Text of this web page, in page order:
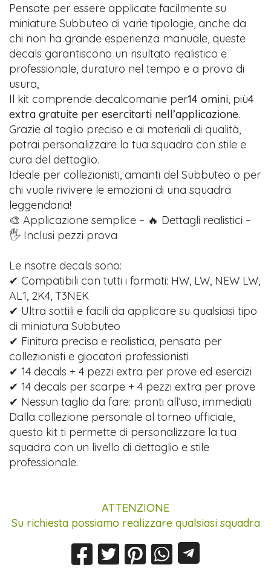
Pensate per essere applicate facilmente su
miniature Subbuteo di varie tipologie, anche da
chi non ha grande esperienza manuale, queste
decals garantiscono un risultato realistico e
professionale, duraturo nel tempo e a prova di
usura,
Il kit comprende decalcomanie per14 omini, più4
extra gratuite per esercitarti nell’applicazione.
Grazie al taglio preciso e ai materiali di qualità,
potrai personalizzare la tua squadra con stile e
cura del dettaglio.
Ideale per collezionisti, amanti del Subbuteo o per
chi vuole rivivere le emozioni di una squadra
leggendaria!
🎨 Applicazione semplice – 🔥 Dettagli realistici –
🖐️ Inclusi pezzi prova
Le nsotre decals sono:
✔ Compatibili con tutti i formati: HW, LW, NEW LW,
AL1, 2K4, T3NEK
✔ Ultra sottili e facili da applicare su qualsiasi tipo
di miniatura Subbuteo
✔ Finitura precisa e realistica, pensata per
collezionisti e giocatori professionisti
✔ 14 decals + 4 pezzi extra per prove ed esercizi
✔ 14 decals per scarpe + 4 pezzi extra per prove
✔ Nessun taglio da fare: pronti all’uso, immediati
Dalla collezione personale al torneo ufficiale,
questo kit ti permette di personalizzare la tua
squadra con un livello di dettaglio e stile
professionale.
ATTENZIONE
Su richiesta possiamo realizzare qualsiasi squadra